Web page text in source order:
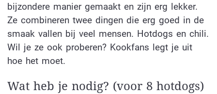
bijzondere manier gemaakt en zijn erg lekker.
Ze combineren twee dingen die erg goed in de
smaak vallen bij veel mensen. Hotdogs en chili.
Wil je ze ook proberen? Kookfans legt je uit
hoe het moet.
Wat heb je nodig? (voor 8 hotdogs)